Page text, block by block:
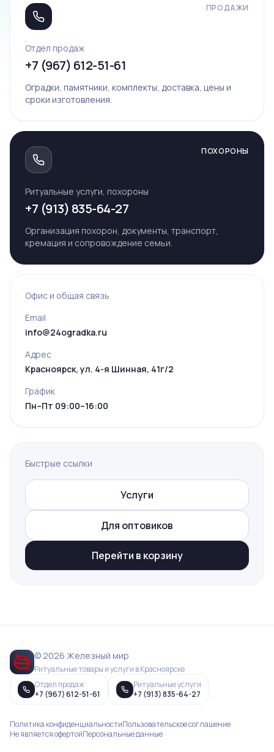
ПРОДАЖИ
Отдел продаж
+7 (967) 612-51-61
Оградки, памятники, комплекты, доставка, цены и
сроки изготовления.
ПОХОРОНЫ
Ритуальные услуги, похороны
+7 (913) 835-64-27
Организация похорон, документы, транспорт,
кремация и сопровождение семьи.
Офис и общая связь
Email
info@24ogradka.ru
Адрес
Красноярск, ул. 4-я Шинная, 41г/2
График
Пн–Пт 09:00–16:00
Быстрые ссылки
Услуги
Для оптовиков
Перейти в корзину
© 2026 Железный мир
Ритуальные товары и услуги в Красноярске
Отдел продаж
+7 (967) 612-51-61
Ритуальные услуги
+7 (913) 835-64-27
Политика конфиденциальностиПользовательское соглашение
Не является офертойПерсональные данные